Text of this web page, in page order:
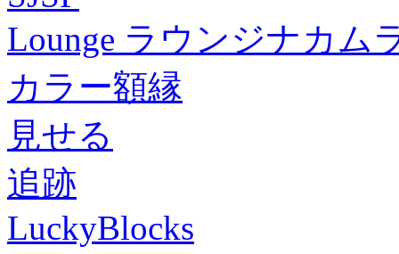
Lounge ラウンジナカム
カラー額縁
見せる
追跡
LuckyBlocks